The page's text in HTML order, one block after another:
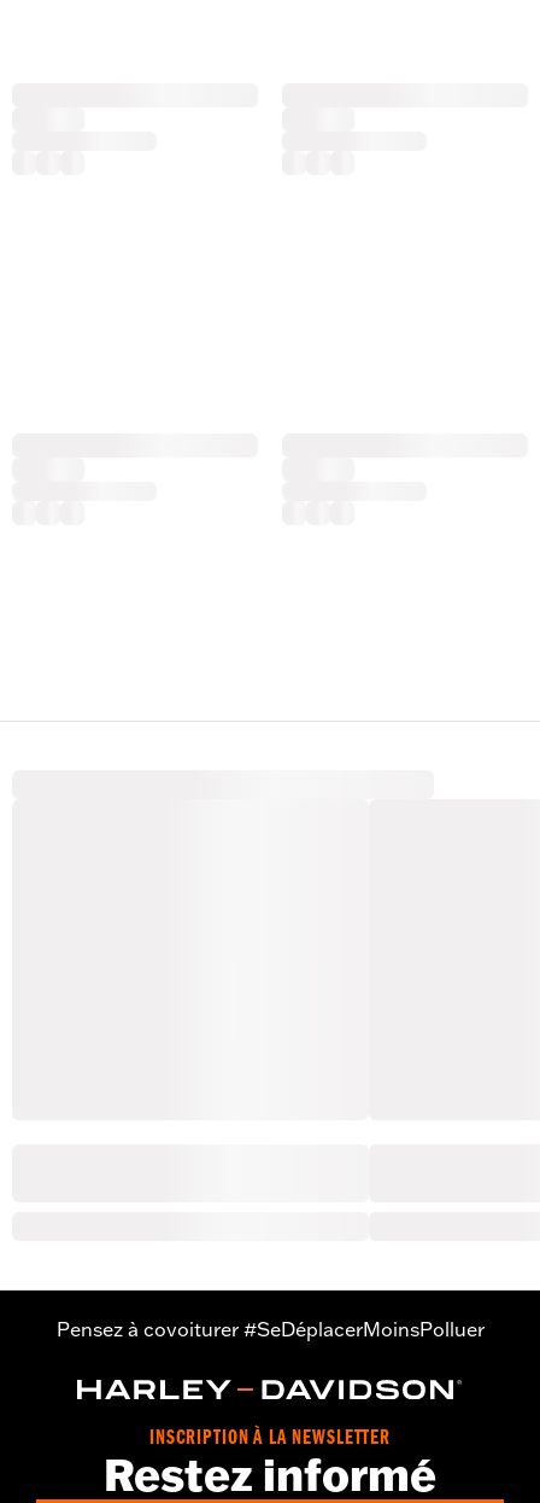
Pensez à covoiturer #SeDéplacerMoinsPolluer
INSCRIPTION À LA NEWSLETTER
Restez informé